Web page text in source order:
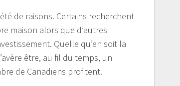
de raisons. Certains recherchent
maison alors que d’autres
Quelle qu’en soit la
être, au fil du temps, un
de Canadiens profitent.